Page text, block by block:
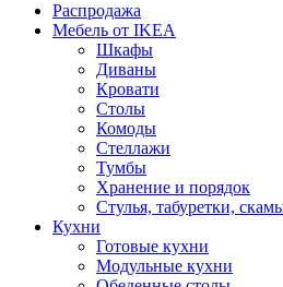
Распродажа
Мебель от IKEA
Шкафы
Диваны
Кровати
Столы
Комоды
Стеллажи
Тумбы
Хранение и порядок
Стулья, табуретки,
Кухни
Готовые кухни
Модульные кухни